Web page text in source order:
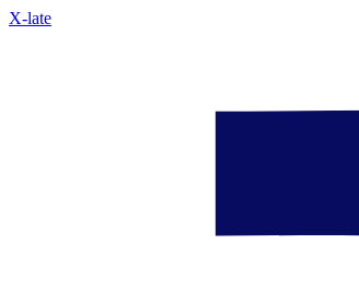
X-late